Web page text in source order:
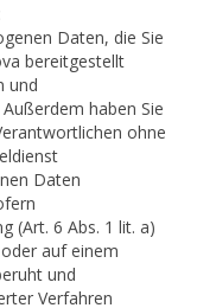
Daten, die Sie
bereitgestellt
und
haben Sie
ohne
Daten
(Art. 6 Abs. 1 lit. a)
oder auf einem
und
Verfahren